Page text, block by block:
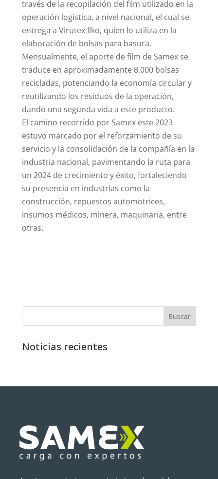
través de la recopilación del film utilizado en la
operación logística, a nivel nacional, el cual se
entrega a Virutex Ilko, quien lo utiliza en la
elaboración de bolsas para basura.
Mensualmente, el aporte de film de Samex se
traduce en aproximadamente 8.000 bolsas
recicladas, potenciando la economía circular y
reutilizando los residuos de la operación,
dando una segunda vida a este producto.
El camino recorrido por Samex este 2023
estuvo marcado por el reforzamiento de su
servicio y la consolidación de la compañía en la
industria nacional, pavimentando la ruta para
un 2024 de crecimiento y éxito, fortaleciendo
su presencia en industrias como la
construcción, repuestos automotrices,
insumos médicos, minera, maquinaria, entre
otras.
Buscar
Noticias recientes